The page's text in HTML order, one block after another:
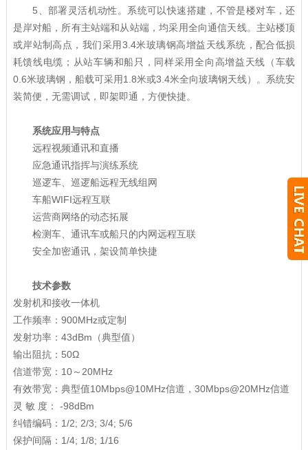
5、部署灵活机动性。系统可以快速搭建，不管是楼对车，还
是岸对船，所有主站端和从站端，均采用全向通信天线。主站楼顶
或岸站制高点，我们采用3.4米玻璃钢高增益天线系统，配合低损
耗馈线电缆；从站车辆和船只，同样采用全向高增益天线（车载
0.6米玻璃钢，船载可采用1.8米或3.4米全向玻璃钢天线）。系统安
装简便，无需调试，即架即通，方便快捷。
系统应用与特点
远程视频通讯和直播
应急通讯指挥与演练系统
巡逻车、巡逻船远程无线组网
车船WIFI远程互联
运营商网络的动态拓展
检测车、通讯车或船只的内网远程互联
安全加密通讯，架设简单快捷
技术参数
发射机和接收一体机
工作频率：900MHz或定制
发射功率：43dBm（典型值）
输出阻抗：50Ω
信道带宽：10～20MHz
有效带宽：典型值10Mbps@10MHz信道，30Mbps@20MHz信道
灵 敏 度： -98dBm
纠错编码：1/2; 2/3; 3/4; 5/6
保护间隔：1/4; 1/8; 1/16